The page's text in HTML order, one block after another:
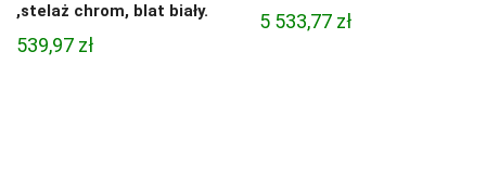
,stelaż chrom, blat biały.
539,97 zł
5 533,77 zł